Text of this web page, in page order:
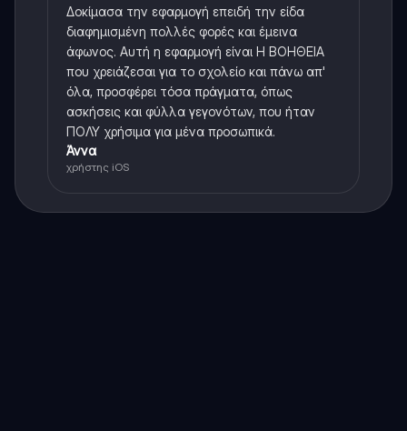
Δοκίμασα την εφαρμογή επειδή την είδα
διαφημισμένη πολλές φορές και έμεινα
άφωνος. Αυτή η εφαρμογή είναι Η ΒΟΗΘΕΙΑ
που χρειάζεσαι για το σχολείο και πάνω απ'
όλα, προσφέρει τόσα πράγματα, όπως
ασκήσεις και φύλλα γεγονότων, που ήταν
ΠΟΛΥ χρήσιμα για μένα προσωπικά.
Άννα
χρήστης iOS